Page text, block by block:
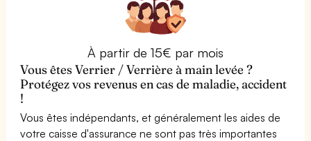
À partir de 15€ par mois
Vous êtes Verrier / Verrière à main levée ?
Protégez vos revenus en cas de maladie, accident
!
Vous êtes indépendants, et généralement les aides de
votre caisse d'assurance ne sont pas très importantes